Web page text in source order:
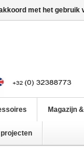
Magazijn
met het